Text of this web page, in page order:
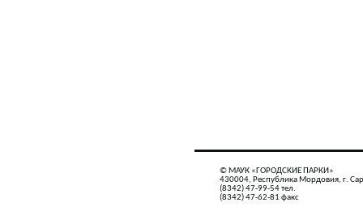
© МАУК «ГОРОДСКИЕ ПАРКИ»
430004, Республика Мордовия, г.
(8342) 47-99-54 тел.
(8342) 47-62-81 факс